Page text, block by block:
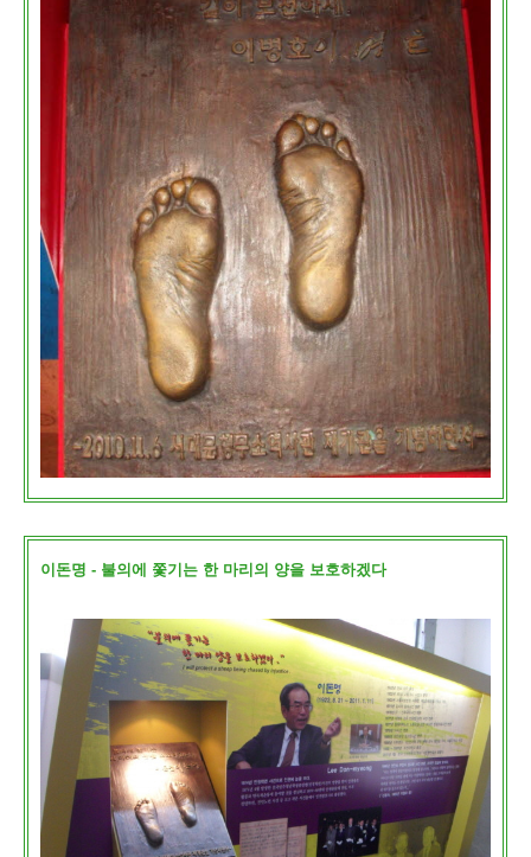
이돈명 - 불의에 쫓기는 한 마리의 양을 보호하겠다